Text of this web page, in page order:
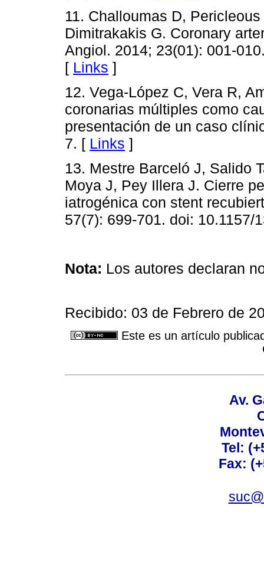
11. Challoumas D,
Dimitrakakis G. Coronary
Angiol. 2014; 23(01): 001-
[ Links ]
12. Vega-López C, Vera R,
coronarias múltiples como
presentación de un caso
7. [ Links ]
13. Mestre Barceló J, Salido
Moya J, Pey Illera J. Cierre
iatrogénica con stent
57(7): 699-701. doi: 10.1157/
Nota: Los autores declaran
Recibido: 03 de Febrero de
Este es un artículo
Av.
Tel:
Fax: